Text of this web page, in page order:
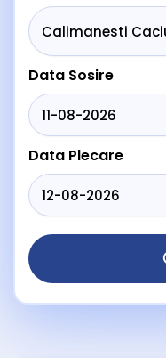
Data Sosire
Data Plecare